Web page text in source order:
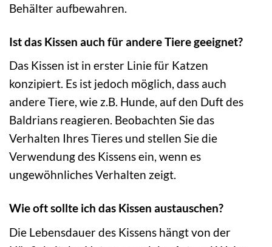
Behälter aufbewahren.
Ist das Kissen auch für andere Tiere geeignet?
Das Kissen ist in erster Linie für Katzen
konzipiert. Es ist jedoch möglich, dass auch
andere Tiere, wie z.B. Hunde, auf den Duft des
Baldrians reagieren. Beobachten Sie das
Verhalten Ihres Tieres und stellen Sie die
Verwendung des Kissens ein, wenn es
ungewöhnliches Verhalten zeigt.
Wie oft sollte ich das Kissen austauschen?
Die Lebensdauer des Kissens hängt von der